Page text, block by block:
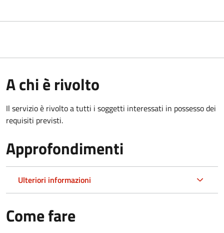
A chi è rivolto
Il servizio è rivolto a tutti i soggetti interessati in possesso dei
requisiti previsti.
Approfondimenti
Ulteriori informazioni
Come fare